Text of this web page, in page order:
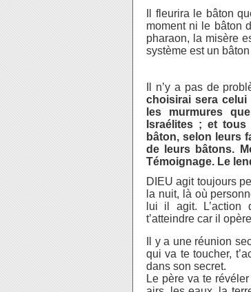
Il fleurira le bâton
moment ni le bâton
pharaon, la misère
système est un
Il n’y a pas de
choisirai sera celui
les murmures
Israélites ; et
bâton, selon leurs
de leurs bâtons.
Témoignage. Le
DIEU agit toujours
la nuit, là où
lui il agit. L’action
t’atteindre car il
Il y a une réunion
qui va te toucher,
dans son secret.
Le père va te